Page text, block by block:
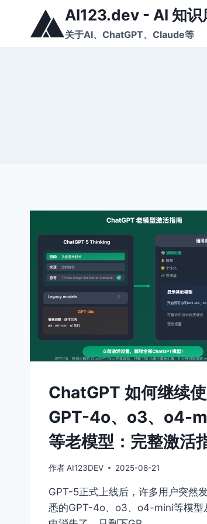
AI123.dev - AI 知识
关于AI、ChatGPT、Claude等
ChatGPT 如何继续
GPT-4o、o3、o4-
等老模型：完整激活
作者AI123DEV 2025-08-21
GPT-5正式上线后，许多用户突然
悉的GPT-4o、o3、o4-mini等模型